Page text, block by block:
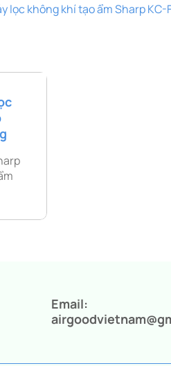
lọc không khí tạo ẩm Sharp
Email: